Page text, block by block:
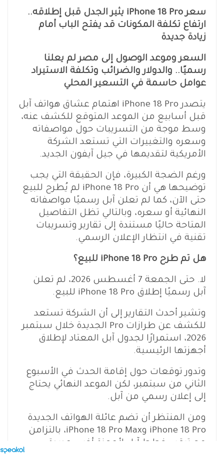
سعر iPhone 18 Pro يثير الجدل قبل إطلاقه..
ارتفاع تكلفة المكونات قد يفتح الباب أمام
زيادة جديدة
السعر وموعد الوصول إلى مصر لم يعلنا
رسميًا.. والدولار والضرائب وتكلفة الاستيراد
عوامل حاسمة في التسعير المحلي
يتصدر iPhone 18 Pro اهتمام عشاق هواتف آبل
قبل أسابيع من الموعد المتوقع للكشف عنه،
وسط موجة من التسريبات حول مواصفاته
وسعره والتغييرات التي تستعد الشركة
الأمريكية لتقديمها في جيل آيفون الجديد.
ورغم الضجة الكبيرة، فإن الحقيقة التي يجب
توضيحها هي أن iPhone 18 Pro لم يُطرح للبيع
حتى الآن، كما لم تعلن آبل رسميًا مواصفاته
النهائية أو سعره، وبالتالي تظل التفاصيل
المتاحة حاليًا مستندة إلى تقارير وتسريبات
تقنية في انتظار الإعلان الرسمي.
هل تم طرح iPhone 18 Pro للبيع؟
لا. حتى الجمعة 7 أغسطس 2026، لم تعلن
آبل رسميًا إطلاق iPhone 18 Pro للبيع.
وتشير أحدث التقارير إلى أن الشركة تستعد
للكشف عن طرازات Pro الجديدة خلال سبتمبر
2026، استمرارًا لجدول آبل المعتاد لإطلاق
أجهزتها الرئيسية.
وتدور توقعات حول إقامة الحدث في الأسبوع
الثاني من سبتمبر، لكن الموعد النهائي يحتاج
إلى إعلان رسمي من آبل.
ومن المنتظر أن تضم عائلة الهواتف الجديدة
iPhone 18 Pro وiPhone 18 Pro Max، بالتزامن
مع ترقب خطط آبل لأجهزة أخرى جديدة.